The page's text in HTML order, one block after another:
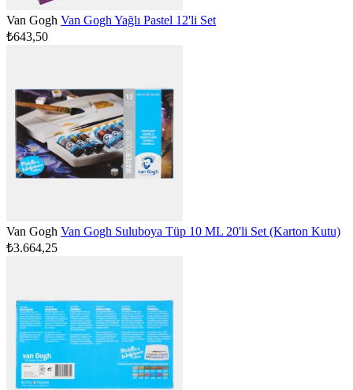
Van Gogh Van Gogh Yağlı Pastel 12'li Set
₺643,50
Van Gogh Van Gogh Suluboya Tüp 10 ML 20'li Set (Karton Kutu)
₺3.664,25